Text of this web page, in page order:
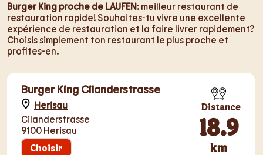
Burger King proche de LAUFEN: meilleur restaurant de
restauration rapide! Souhaites-tu vivre une excellente
expérience de restauration et la faire livrer rapidement?
Choisis simplement ton restaurant le plus proche et
profites-en.
Burger King Cilanderstrasse
Herisau
Cilanderstrasse
9100 Herisau
Choisir
Distance
18.9
km